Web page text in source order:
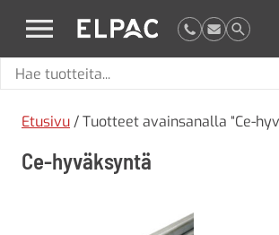
elpac.fi
Hae
Etusivu / Tuotteet avainsanalla “Ce-
Ce-hyväksyntä